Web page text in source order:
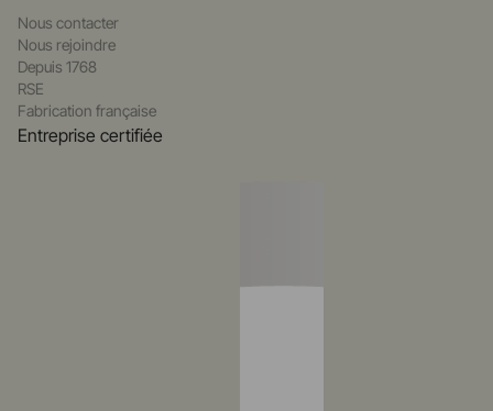
Nous contacter
Nous rejoindre
Depuis 1768
RSE
Fabrication française
Entreprise certifiée